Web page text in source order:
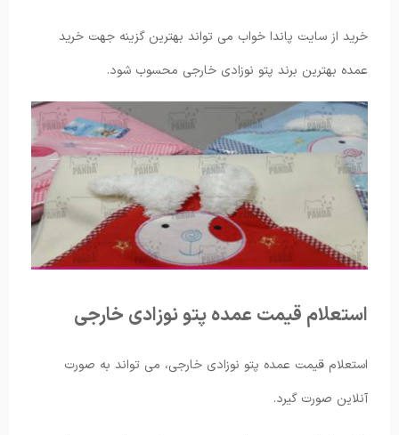
خرید از سایت پاندا خواب می تواند بهترین گزینه جهت خرید
عمده بهترین برند پتو نوزادی خارجی محسوب شود.
استعلام قیمت عمده پتو نوزادی خارجی
استعلام قیمت عمده پتو نوزادی خارجی، می تواند به صورت
آنلاین صورت گیرد.